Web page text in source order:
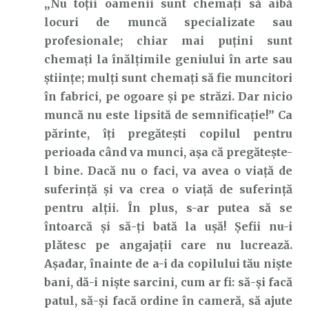
„Nu toții oamenii sunt chemați să aibă
locuri de muncă specializate sau
profesionale; chiar mai puțini sunt
chemați la înălțimile geniului în arte sau
științe; mulți sunt chemați să fie muncitori
în fabrici, pe ogoare și pe străzi. Dar nicio
muncă nu este lipsită de semnificație!” Ca
părinte, îți pregătești copilul pentru
perioada când va munci, așa că pregătește-
l bine. Dacă nu o faci, va avea o viață de
suferință și va crea o viață de suferință
pentru alții. În plus, s-ar putea să se
întoarcă și să-ți bată la ușă! Șefii nu-i
plătesc pe angajații care nu lucrează.
Așadar, înainte de a-i da copilului tău niște
bani, dă-i niște sarcini, cum ar fi: să-și facă
patul, să-și facă ordine în cameră, să ajute